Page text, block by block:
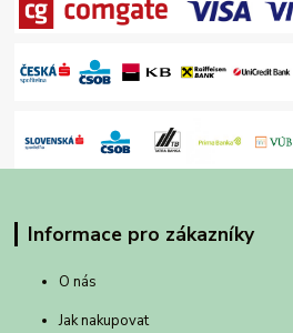
Informace pro zákazníky
O nás
Jak nakupovat